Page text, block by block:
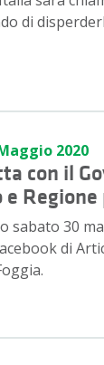
di
2020
con il
e
sabato 30
di